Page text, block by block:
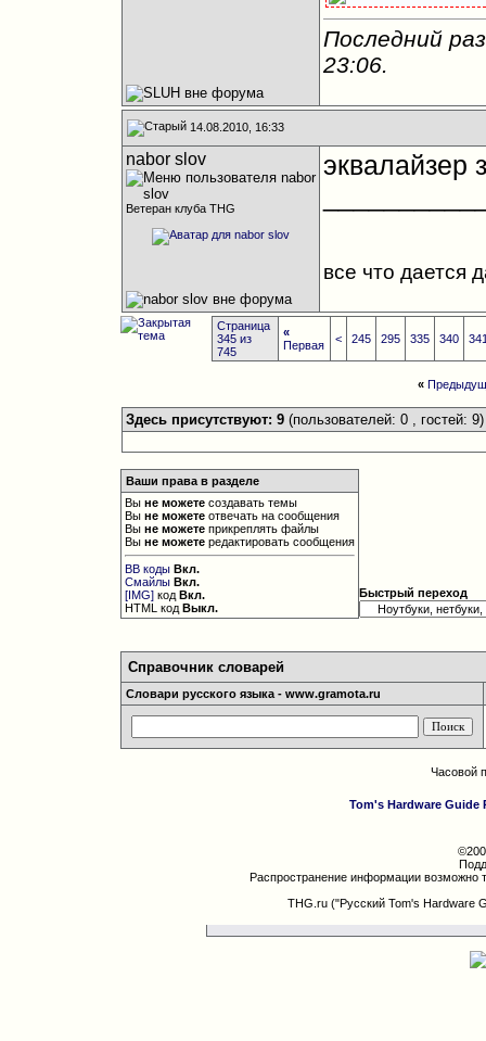
Последний
23:06.
14.08.2010, 16:33
nabor slov
Ветеран клуба THG
эквалайзер
все что дается
Страница
345 из
745
«
Первая
< 245 295 335 340
«
Здесь присутствуют: 9 (пользователей: 0 , гостей: 9)
Ваши права в разделе
Выне можете создавать темы
Выне можете отвечать на сообщения
Выне можете прикреплять файлы
Выне можете редактировать сообщения
BB коды Вкл.
Смайлы Вкл.
[IMG] кодВкл.
HTML кодВыкл.
Быстрый переход
Справочник словарей
Словари русского языка - www.gramota.ru
Часовой
Tom's Hardware Guide
Распространение информации возможно
THG.ru ("Русский Tom's Hardware